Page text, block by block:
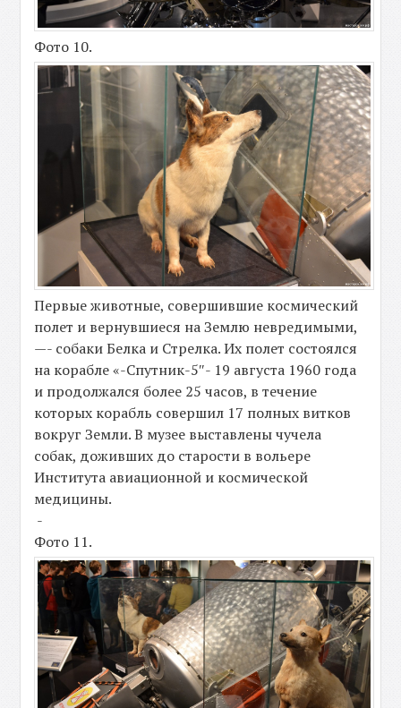
Фото 10.
Первые животные, совершившие космический
полет и вернувшиеся на Землю невредимыми,
—- собаки Белка и Стрелка. Их полет состоялся
на корабле «-Спутник-5″- 19 августа 1960 года
и продолжался более 25 часов, в течение
которых корабль совершил 17 полных витков
вокруг Земли. В музее выставлены чучела
собак, доживших до старости в вольере
Института авиационной и космической
медицины.
-
Фото 11.